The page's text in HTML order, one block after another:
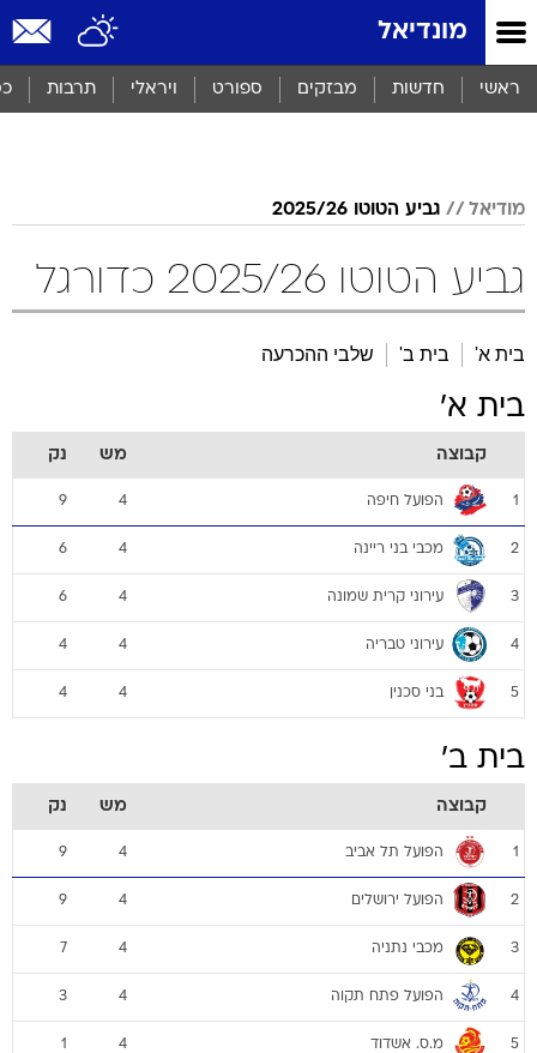
מונדיאל
ראשי חדשות מבזקים ספורט ויראלי תרבות
מודיאל גביע הטוטו 2025/26
גביע הטוטו 2025/26 כדורגל
בית א' בית ב' שלבי ההכרעה
בית א'
קבוצה מש נק
1 הפועל חיפה 4
9
2 מכבי בני ריינה 4
6
3 עירוני קרית שמונה 4
6
4 עירוני טבריה 4
4
5 בני סכנין 4
4
בית ב'
קבוצה מש נק
1 הפועל תל אביב 4
9
2 הפועל ירושלים 4
9
3 מכבי נתניה 4
7
4 הפועל פתח תקוה 4
3
5 מ.ס. אשדוד 4
1